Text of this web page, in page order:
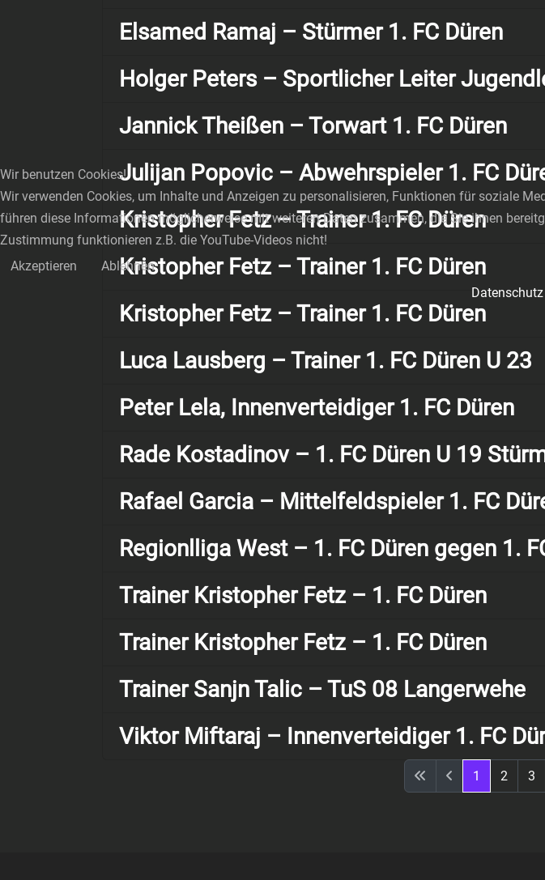
Elsamed Ramaj – Stürmer 1. FC Düren
Holger Peters – Sportlicher Leiter
Jannick Theißen – Torwart 1. FC Düren
Julijan Popovic – Abwehrspieler 1. FC
Kristopher Fetz – Trainer 1. FC Düren
Kristopher Fetz – Trainer 1. FC Düren
Kristopher Fetz – Trainer 1. FC Düren
Luca Lausberg – Trainer 1. FC Düren U 23
Peter Lela, Innenverteidiger 1. FC Düren
Rade Kostadinov – 1. FC Düren U 19
Rafael Garcia – Mittelfeldspieler 1. FC
Regionlliga West – 1. FC Düren gegen 1.
Trainer Kristopher Fetz – 1. FC Düren
Trainer Kristopher Fetz – 1. FC Düren
Trainer Sanjn Talic – TuS 08 Langerwehe
Viktor Miftaraj – Innenverteidiger 1. FC
1 2 3
Wir benutzen Cookies!
Wir verwenden Cookies, um Inhalte und Anzeigen zu personalisieren, Funktionen für soziale
führen diese Informationen möglicherweise mit weiteren Daten zusammen, die Sie ihnen
Zustimmung funktionieren z.B. die YouTube-Videos nicht!
Akzeptieren
Ablehnen
Datenschutz